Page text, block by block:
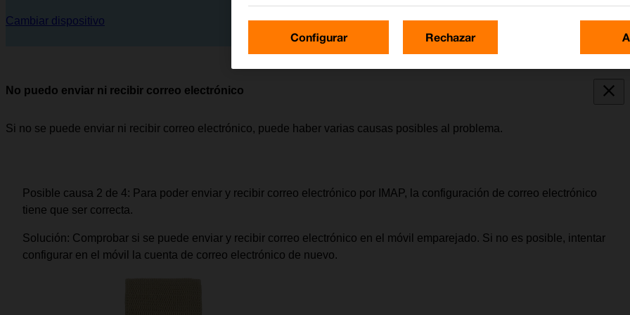
Cambiar dispositivo
No puedo enviar ni recibir correo electrónico
Si no se puede enviar ni recibir correo electrónico, puede haber varias causas posibles al problema.
Posible causa 2 de 4: Para poder enviar y recibir correo electrónico por IMAP, la configuración de correo electrónico
tiene que ser correcta.
Solución: Comprobar si se puede enviar y recibir correo electrónico en el móvil emparejado. Si no es posible, intentar
configurar en el móvil la cuenta de correo electrónico de nuevo.
Configurar Rechazar